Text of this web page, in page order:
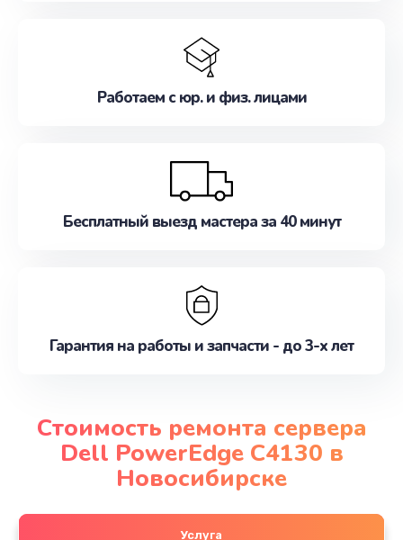
Работаем с юр. и физ. лицами
Бесплатный выезд мастера за 40 минут
Гарантия на работы и запчасти - до 3-х лет
Стоимость ремонта сервера
Dell PowerEdge C4130 в
Новосибирске
Услуга